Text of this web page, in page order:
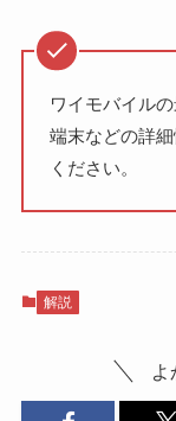
ワイモバイル
端末などの詳
ください。
解説
よ